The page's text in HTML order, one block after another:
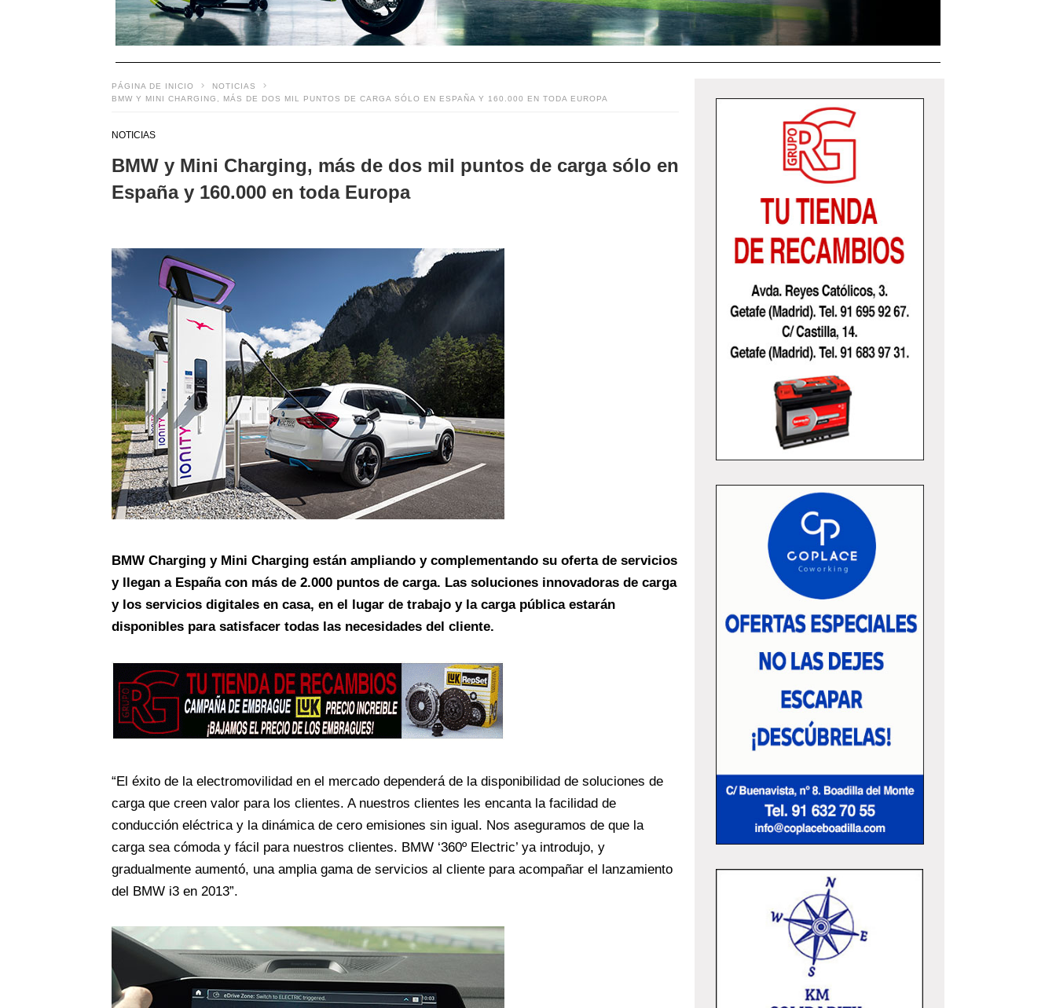
PÁGINA DE INICIO
NOTICIAS
BMW Y MINI CHARGING, MÁS DE DOS MIL PUNTOS DE CARGA SÓLO EN ESPAÑA Y 160.000 EN TODA EUROPA
NOTICIAS
BMW y Mini Charging, más de dos mil puntos de carga sólo en
España y 160.000 en toda Europa
BMW Charging y Mini Charging están ampliando y complementando su oferta de servicios
y llegan a España con más de 2.000 puntos de carga. Las soluciones innovadoras de carga
y los servicios digitales en casa, en el lugar de trabajo y la carga pública estarán
disponibles para satisfacer todas las necesidades del cliente.
“El éxito de la electromovilidad en el mercado dependerá de la disponibilidad de soluciones de
carga que creen valor para los clientes. A nuestros clientes les encanta la facilidad de
conducción eléctrica y la dinámica de cero emisiones sin igual. Nos aseguramos de que la
carga sea cómoda y fácil para nuestros clientes. BMW ‘360º Electric’ ya introdujo, y
gradualmente aumentó, una amplia gama de servicios al cliente para acompañar el lanzamiento
del BMW i3 en 2013”.